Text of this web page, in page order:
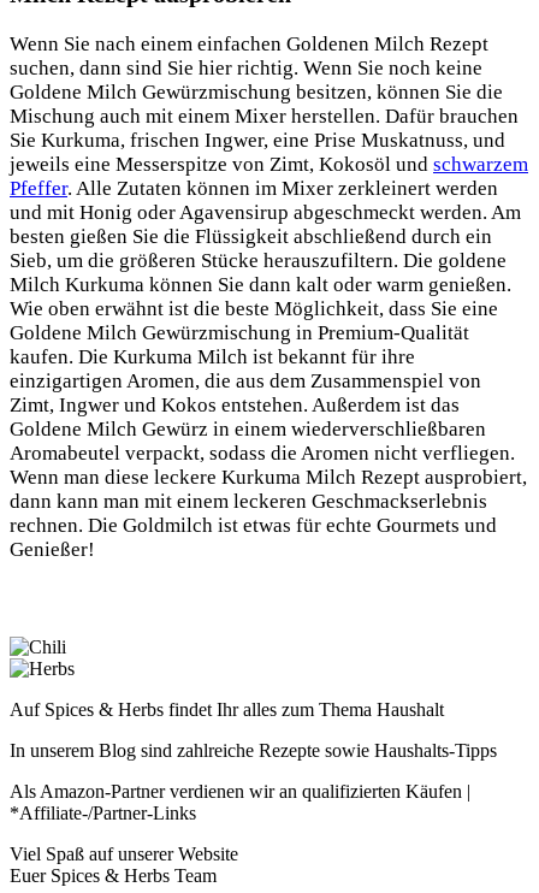
Wenn Sie nach einem einfachen Goldenen Milch Rezept
suchen, dann sind Sie hier richtig. Wenn Sie noch keine
Goldene Milch Gewürzmischung besitzen, können Sie die
Mischung auch mit einem Mixer herstellen. Dafür brauchen
Sie Kurkuma, frischen Ingwer, eine Prise Muskatnuss, und
jeweils eine Messerspitze von Zimt, Kokosöl und schwarzem
Pfeffer. Alle Zutaten können im Mixer zerkleinert werden
und mit Honig oder Agavensirup abgeschmeckt werden. Am
besten gießen Sie die Flüssigkeit abschließend durch ein
Sieb, um die größeren Stücke herauszufiltern. Die goldene
Milch Kurkuma können Sie dann kalt oder warm genießen.
Wie oben erwähnt ist die beste Möglichkeit, dass Sie eine
Goldene Milch Gewürzmischung in Premium-Qualität
kaufen. Die Kurkuma Milch ist bekannt für ihre
einzigartigen Aromen, die aus dem Zusammenspiel von
Zimt, Ingwer und Kokos entstehen. Außerdem ist das
Goldene Milch Gewürz in einem wiederverschließbaren
Aromabeutel verpackt, sodass die Aromen nicht verfliegen.
Wenn man diese leckere Kurkuma Milch Rezept ausprobiert,
dann kann man mit einem leckeren Geschmackserlebnis
rechnen. Die Goldmilch ist etwas für echte Gourmets und
Genießer!
Auf Spices & Herbs findet Ihr alles zum Thema Haushalt
In unserem Blog sind zahlreiche Rezepte sowie Haushalts-Tipps
Als Amazon-Partner verdienen wir an qualifizierten Käufen |
*Affiliate-/Partner-Links
Viel Spaß auf unserer Website
Euer Spices & Herbs Team